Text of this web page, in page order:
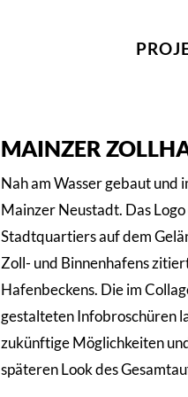
MAINZER
Nah am Wasser gebaut und
Mainzer Neustadt. Das Logo
Stadtquartiers auf dem
Zoll- und Binnenhafens
Hafenbeckens. Die im
gestalteten Infobroschüren
zukünftige Möglichkeiten
späteren Look des